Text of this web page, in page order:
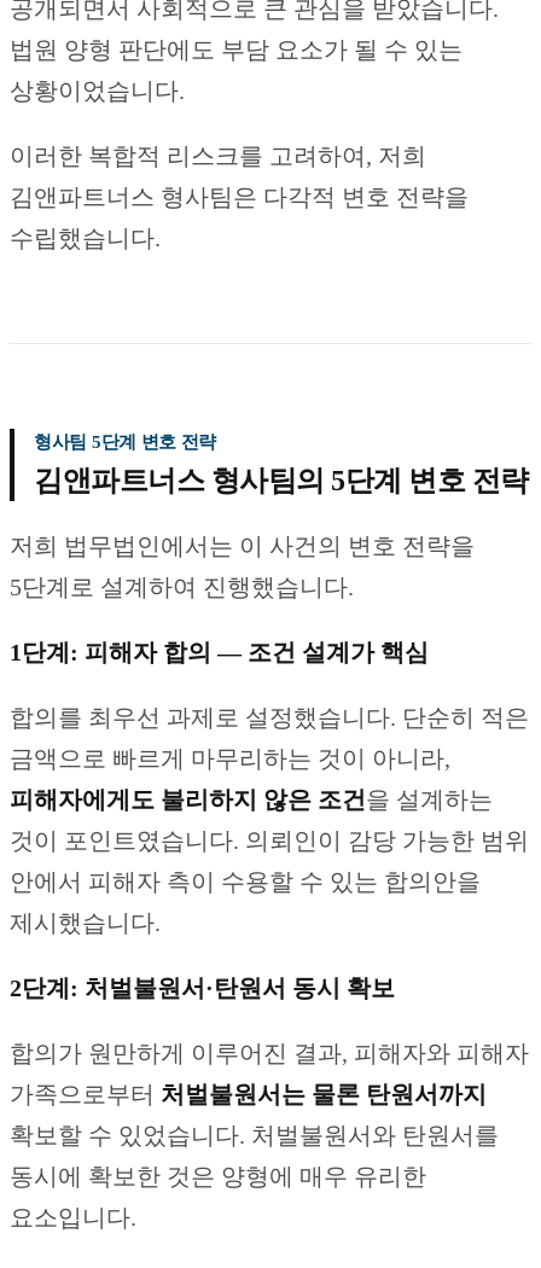
공개되면서 사회적으로 큰 관심을 받았습니다.
법원 양형 판단에도 부담 요소가 될 수 있는
상황이었습니다.
이러한 복합적 리스크를 고려하여, 저희
김앤파트너스 형사팀은 다각적 변호 전략을
수립했습니다.
형사팀 5단계 변호 전략
김앤파트너스 형사팀의 5단계 변호 전략
저희 법무법인에서는 이 사건의 변호 전략을
5단계로 설계하여 진행했습니다.
1단계: 피해자 합의 — 조건 설계가 핵심
합의를 최우선 과제로 설정했습니다. 단순히 적은
금액으로 빠르게 마무리하는 것이 아니라,
피해자에게도 불리하지 않은 조건을 설계하는
것이 포인트였습니다. 의뢰인이 감당 가능한 범위
안에서 피해자 측이 수용할 수 있는 합의안을
제시했습니다.
2단계: 처벌불원서·탄원서 동시 확보
합의가 원만하게 이루어진 결과, 피해자와 피해자
가족으로부터 처벌불원서는 물론 탄원서까지
확보할 수 있었습니다. 처벌불원서와 탄원서를
동시에 확보한 것은 양형에 매우 유리한
요소입니다.